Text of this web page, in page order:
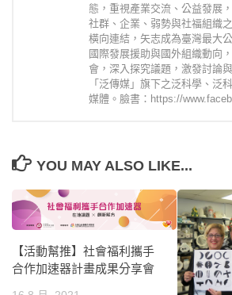
態，重視產業交流、公益發展
社群、企業、弱勢與社福組織
橫向連結，矢志成為臺灣最大
國際發展援助與國外組織動向
會，深入探究議題，激發討論
「泛傳媒」旗下之泛科學、泛
媒體。臉書：https://
YOU MAY ALSO LIKE...
【活動幫推】社會福利攜手
合作加速器計畫成果分享會